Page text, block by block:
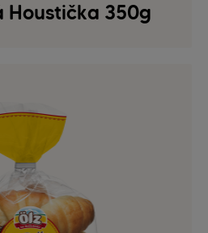
Houstička 350g